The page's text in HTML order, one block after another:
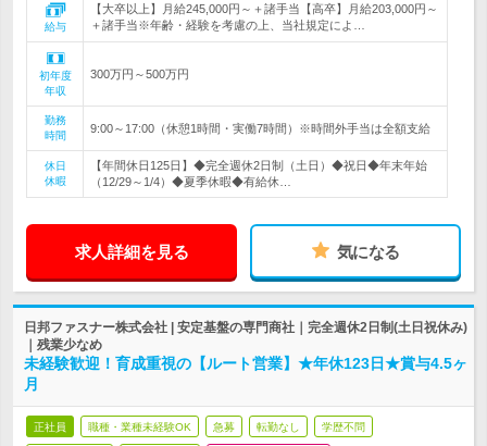
給与
【大卒以上】月給245,000円～＋諸手当【高卒】月給203,000円～
＋諸手当※年齢・経験を考慮の上、当社規定によ…
初年度
年収
300万円～500万円
勤務
時間
9:00～17:00（休憩1時間・実働7時間）※時間外手当は全額支給
休日
休暇
【年間休日125日】◆完全週休2日制（土日）◆祝日◆年末年始
（12/29～1/4）◆夏季休暇◆有給休…
求人詳細を見る 気になる
日邦ファスナー株式会社 | 安定基盤の専門商社｜完全週休2日制(土日祝休み)
｜残業少なめ
未経験歓迎！育成重視の【ルート営業】★年休123日★賞与4.5ヶ
月
正社員 職種・業種未経験OK 急募 転勤なし 学歴不問